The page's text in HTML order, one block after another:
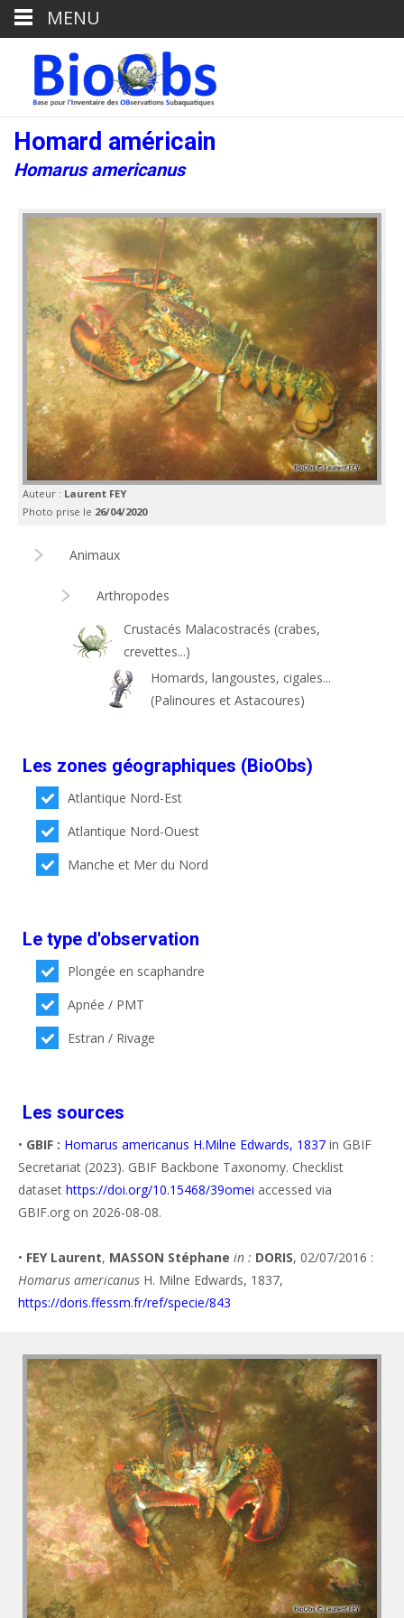
Homard américain
Homarus americanus
Auteur : Laurent FEY
Photo prise le 26/04/2020
Animaux
Arthropodes
Crustacés Malacostracés (crabes,
crevettes...)
Homards, langoustes, cigales...
(Palinoures et Astacoures)
Les zones géographiques (BioObs)
Atlantique Nord-Est
Atlantique Nord-Ouest
Manche et Mer du Nord
Le type d'observation
Plongée en scaphandre
Apnée / PMT
Estran / Rivage
Les sources
• GBIF : Homarus americanus H.Milne Edwards, 1837 in GBIF
Secretariat (2023). GBIF Backbone Taxonomy. Checklist
dataset https://doi.org/10.15468/39omei accessed via
GBIF.org on 2026-08-08.
• FEY Laurent, MASSON Stéphane in : DORIS, 02/07/2016 :
Homarus americanus H. Milne Edwards, 1837,
https://doris.ffessm.fr/ref/specie/843
MENU